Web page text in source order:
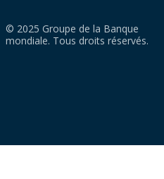
© 2025 Groupe de la Banque
mondiale. Tous droits réservés.